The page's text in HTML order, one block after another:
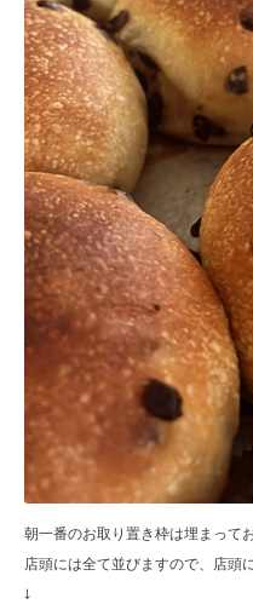
朝一番のお取り置き枠は埋まって
店頭には全て並びますので、店頭
↓